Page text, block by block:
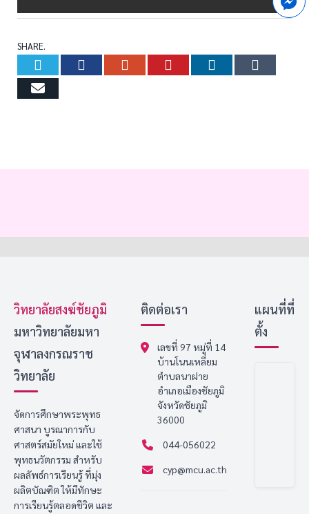
SHARE.
TwitterFacebookGoogle+Pinterest
LinkedIn
Email
วิทยาลัยสงฆ์ชัยภูมิ
มหาวิทยาลัยมหา
จุฬาลงกรณราช
วิทยาลัย
จัดการศึกษาพระพุทธ
ศาสนา บูรณาการกับ
ศาสตร์สมัยใหม่ และใช้
พุทธนวัตกรรม สำหรับ
ผลลัพธ์การเรียนรู้ ที่มุ่ง
ผลิตบัณฑิต ให้มีทักษะ
การเรียนรู้ตลอดชีวิต และ
ติดต่อเรา
เลขที่ 97 หมู่ที่ 14
บ้านโนนเหลี่ยม
ตำบลนาฝาย
อำเภอเมืองชัยภูมิ
จังหวัดชัยภูมิ
36000
044-056022
cyp@mcu.ac.th
แผนที่ที่
ตั้ง